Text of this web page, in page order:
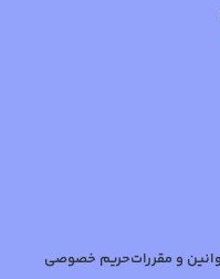
و مقرراتحریم خصوصی